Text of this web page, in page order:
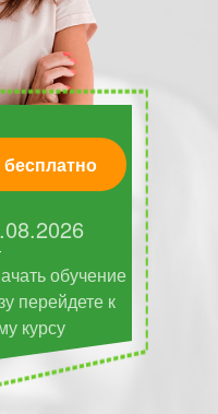
обучение
перейдете к
курсу